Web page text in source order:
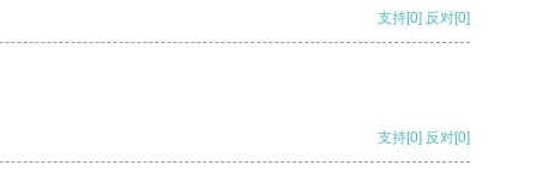
支持[0] 反对[0]
支持[0] 反对[0]